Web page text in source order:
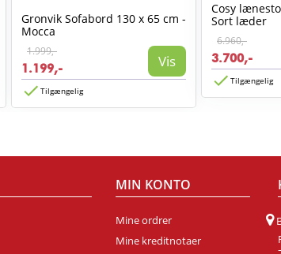
Gronvik Sofabord 130 x 65 cm -
Mocca
1.999,-
1.199,- Vis
Tilgængelig
Cosy
Sort læder
6.960,-
3.700,-
Tilgængelig
MIN KONTO
Mine ordrer
Mine kreditnotaer